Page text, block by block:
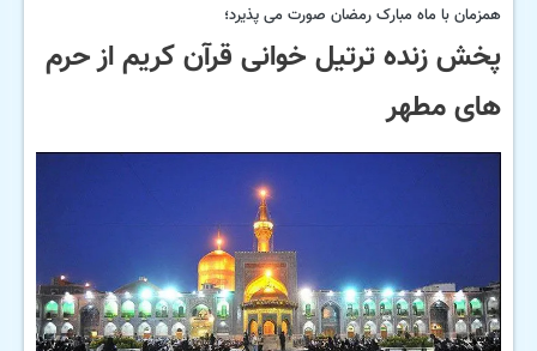
همزمان با ماه مبارک رمضان صورت می پذیرد؛
پخش زنده ترتیل خوانی قرآن کریم از حرم
های مطهر